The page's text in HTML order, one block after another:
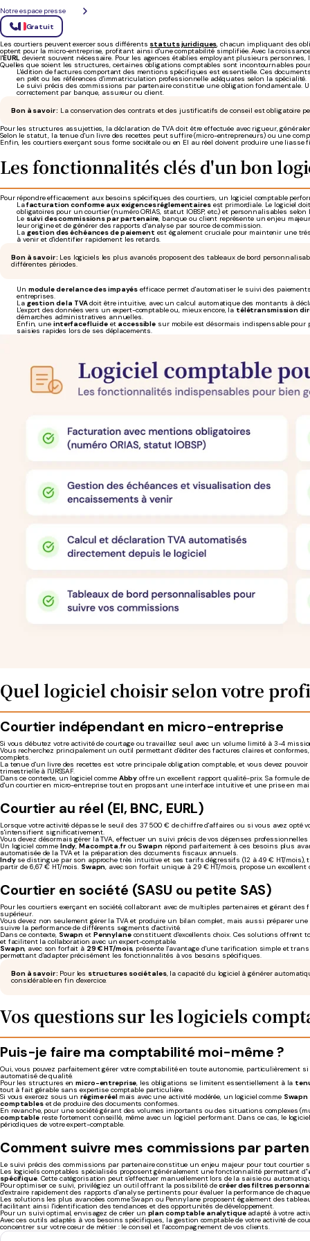
Notre espace presse
Gratuit
Comptabilité et courtage : les
Les courtiers peuvent exercer sous différents statuts juridiques, chacun impliquant des
optent pour la micro-entreprise, profitant ainsi d'une comptabilité simplifiée. Avec la
l'EURL devient souvent nécessaire. Pour les agences établies employant plusieurs personnes,
Quelles que soient les structures, certaines obligations comptables sont incontournables
L'édition de factures comportant des mentions spécifiques est essentielle. Ces
en prêt ou les références d'immatriculation professionnelle adéquates selon la spécialité.
Le suivi précis des commissions par partenaire constitue une obligation
correctement par banque, assureur ou client.
Bon à savoir : La conservation des contrats et des justificatifs de conseil est obligatoire
Pour les structures assujetties, la déclaration de TVA doit être effectuée avec rigueur,
Selon le statut, la tenue d'un livre des recettes peut suffire (micro-entrepreneurs) ou une
Enfin, les courtiers exerçant sous forme sociétale ou en EI au réel doivent produire une
Les fonctionnalités clés d'un bon
Pour répondre efficacement aux besoins spécifiques des courtiers, un logiciel comptable
Lafacturation conforme aux exigences réglementairesest primordiale. Le logiciel
obligatoires pour un courtier (numéro ORIAS, statut IOBSP, etc.) et personnalisables
Le suivi des commissions par partenaire, banque ou client représente un enjeu
leur origine et de générer des rapports d'analyse par source de commission.
La gestion des échéances de paiement est également cruciale pour maintenir une
à venir et d'identifier rapidement les retards.
Bon à savoir : Les logiciels les plus avancés proposent des tableaux de bord
différentes périodes.
Un module de relance des impayés efficace permet d'automatiser le suivi des
entreprises.
La gestion de la TVAdoit être intuitive, avec un calcul automatique des montants à
L'export des données vers un expert-comptable ou, mieux encore, la télétransmission
démarches administratives annuelles.
Enfin, une interface fluideet accessible sur mobile est désormais indispensable pour
saisies rapides lors de ses déplacements.
Quel logiciel choisir selon votre
Courtier indépendant en micro-entreprise
Si vous débutez votre activité de courtage ou travaillez seul avec un volume limité à 3-4
Vous recherchez principalement un outil permettant d'éditer des factures claires et
complets.
La tenue d'un livre des recettes est votre principale obligation comptable, et vous devez
trimestrielle à l'URSSAF.
Dans ce contexte, un logiciel comme Abby offre un excellent rapport qualité-prix. Sa formule
d'un courtier en micro-entreprise tout en proposant une interface intuitive et une prise en
Courtier au réel (EI, BNC, EURL)
Lorsque votre activité dépasse le seuil des 37 500 € de chiffre d'affaires ou si vous avez
s'intensifient significativement.
Vous devez désormais gérer la TVA, effectuer un suivi précis de vos dépenses
Un logiciel comme Indy,Macompta.frou Swapnrépond parfaitement à ces besoins plus
automatisée de la TVA et la préparation des documents fiscaux annuels.
Indyse distingue par son approche très intuitive et ses tarifs dégressifs (12 à 49 € HT/mois),
partir de 6,67 € HT/mois. Swapn, avec son forfait unique à 29 € HT/mois, propose un
Courtier en société (SASU ou petite SAS)
Pour les courtiers exerçant en société, collaborant avec de multiples partenaires et gérant
supérieur.
Vous devez non seulement gérer la TVA et produire un bilan complet, mais aussi préparer
suivre la performance de différents segments d'activité.
Dans ce contexte, Swapn et Pennylaneconstituent d'excellents choix. Ces solutions offrent
et facilitent la collaboration avec un expert-comptable.
Swapn, avec son forfait à 29 € HT/mois, présente l'avantage d'une tarification simple et
permettant d'adapter précisément les fonctionnalités à vos besoins spécifiques.
Bon à savoir : Pour les structures sociétales, la capacité du logiciel à générer
considérable en fin d'exercice.
Vos questions sur les logiciels
Puis-je faire ma comptabilité moi-même ?
Oui, vous pouvez parfaitement gérer votre comptabilité en toute autonomie, particulièrement
automatisé de qualité.
Pour les structures enmicro-entreprise, les obligations se limitent essentiellement à la
tout à fait gérable sans expertise comptable particulière.
Si vous exercez sous unrégime réel mais avec une activité modérée, un logiciel comme Swapn
comptableset de produire des documents conformes.
En revanche, pour une société gérant des volumes importants ou des situations complexes
comptablereste fortement conseillé, même avec un logiciel performant. Dans ce cas, le
périodiques de votre expert-comptable.
Comment suivre mes commissions par
Le suivi précis des commissions par partenaire constitue un enjeu majeur pour tout
Les logiciels comptables spécialisés proposent généralement une fonctionnalité permettant d
spécifique. Cette catégorisation peut s'effectuer manuellement lors de la saisie ou
Pour optimiser ce suivi, privilégiez un outil offrant la possibilité decréer des filtres
d'extraire rapidement des rapports d'analyse pertinents pour évaluer la performance de
Les solutions les plus avancées comme Swapn ou Pennylane proposent également des
facilitant ainsi l'identification des tendances et des opportunités de développement.
Pour un suivi optimal, envisagez de créer un plan comptable analytiqueadapté à votre
Avec ces outils adaptés à vos besoins spécifiques, la gestion comptable de votre activité de
concentrer sur votre cœur de métier : le conseil et l'accompagnement de vos clients.